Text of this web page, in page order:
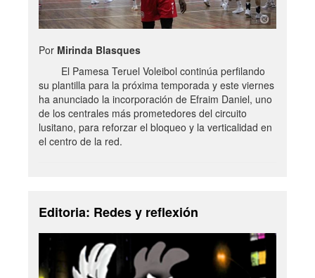
Por Mirinda Blasques
El Pamesa Teruel Voleibol continúa perfilando
su plantilla para la próxima temporada y este viernes
ha anunciado la incorporación de Efraim Daniel, uno
de los centrales más prometedores del circuito
lusitano, para reforzar el bloqueo y la verticalidad en
el centro de la red.
Editoria: Redes y reflexión